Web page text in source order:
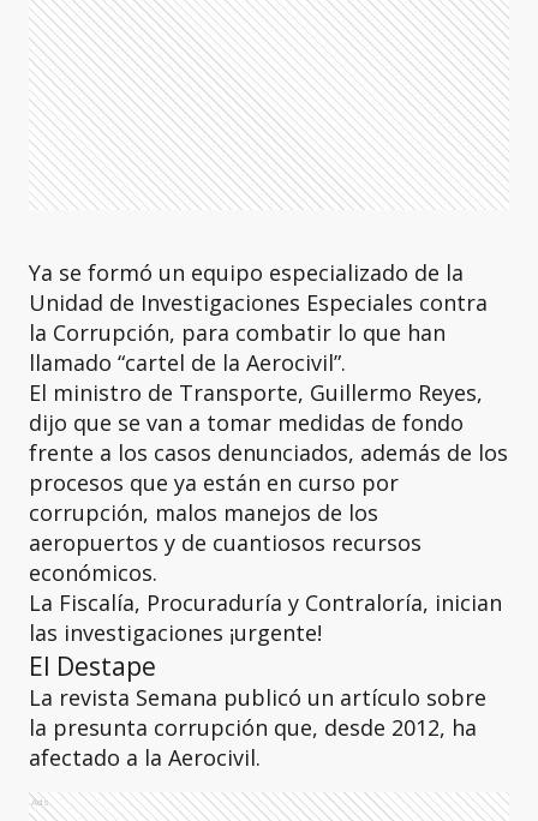
Ya se formó un equipo especializado de la
Unidad de Investigaciones Especiales contra
la Corrupción, para combatir lo que han
llamado “cartel de la Aerocivil”.
El ministro de Transporte, Guillermo Reyes,
dijo que se van a tomar medidas de fondo
frente a los casos denunciados, además de los
procesos que ya están en curso por
corrupción, malos manejos de los
aeropuertos y de cuantiosos recursos
económicos.
La Fiscalía, Procuraduría y Contraloría, inician
las investigaciones ¡urgente!
El Destape
La revista Semana publicó un artículo sobre
la presunta corrupción que, desde 2012, ha
afectado a la Aerocivil.
Ads